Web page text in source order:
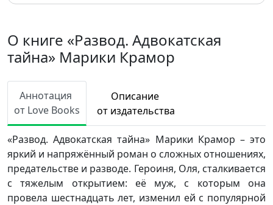
О книге «Развод. Адвокатская
тайна» Марики Крамор
Аннотация
от Love Books
Описание
от издательства
«Развод. Адвокатская тайна» Марики Крамор – это
яркий и напряжённый роман о сложных отношениях,
предательстве и разводе. Героиня, Оля, сталкивается
с тяжелым открытием: её муж, с которым она
провела шестнадцать лет, изменил ей с популярной